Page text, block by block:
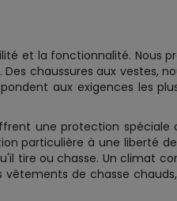
et la fonctionnalité. Nous
chaussures aux vestes,
aux exigences les
une protection spéciale
particulière à une liberté
tire ou chasse. Un climat
de chasse